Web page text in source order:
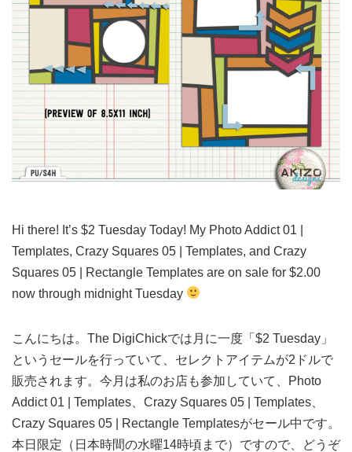
Hi there! It’s $2 Tuesday Today! My Photo Addict 01 |
Templates, Crazy Squares 05 | Templates, and Crazy
Squares 05 | Rectangle Templates are on sale for $2.00
now through midnight Tuesday
こんにちは。The DigiChickでは月に一度「$2 Tuesday」
というセールを行っていて、セレクトアイテムが2ドルで
販売されます。今月は私のお店も参加していて、Photo
Addict 01 | Templates、Crazy Squares 05 | Templates、
Crazy Squares 05 | Rectangle Templatesがセール中です。
本日限定（日本時間の水曜14時頃まで）ですので、どうぞ